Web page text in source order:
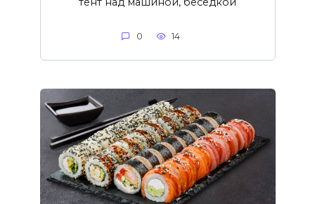
0 14